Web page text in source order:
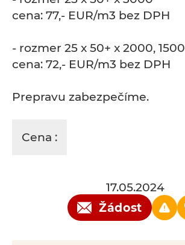
cena: 77,- EUR/m3 bez DPH
- rozmer 25 x 50+ x 2000, 1500
cena: 72,- EUR/m3 bez DPH
Prepravu zabezpečíme.
Cena :
17.05.2024
Žádost